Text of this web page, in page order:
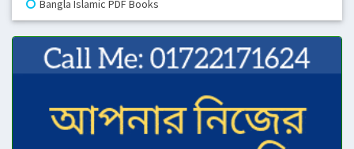
Bangla Islamic PDF Books